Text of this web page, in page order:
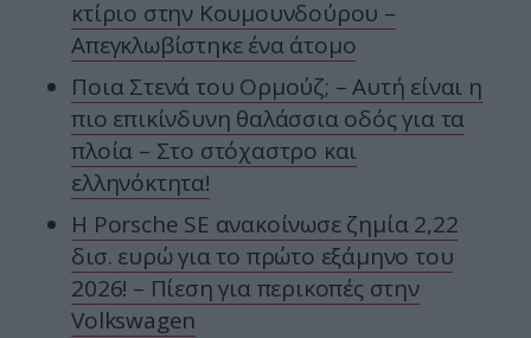
κτίριο στην Κουμουνδούρου –
Απεγκλωβίστηκε ένα άτομο
Ποια Στενά του Ορμούζ; – Αυτή είναι η
πιο επικίνδυνη θαλάσσια οδός για τα
πλοία – Στο στόχαστρο και
ελληνόκτητα!
Η Porsche SE ανακοίνωσε ζημία 2,22
δισ. ευρώ για το πρώτο εξάμηνο του
2026! – Πίεση για περικοπές στην
Volkswagen